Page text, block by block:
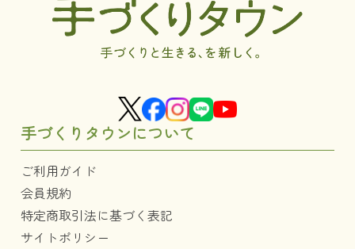
手づくりタウンについて
ご利用ガイド
会員規約
特定商取引法に基づく表記
サイトポリシー